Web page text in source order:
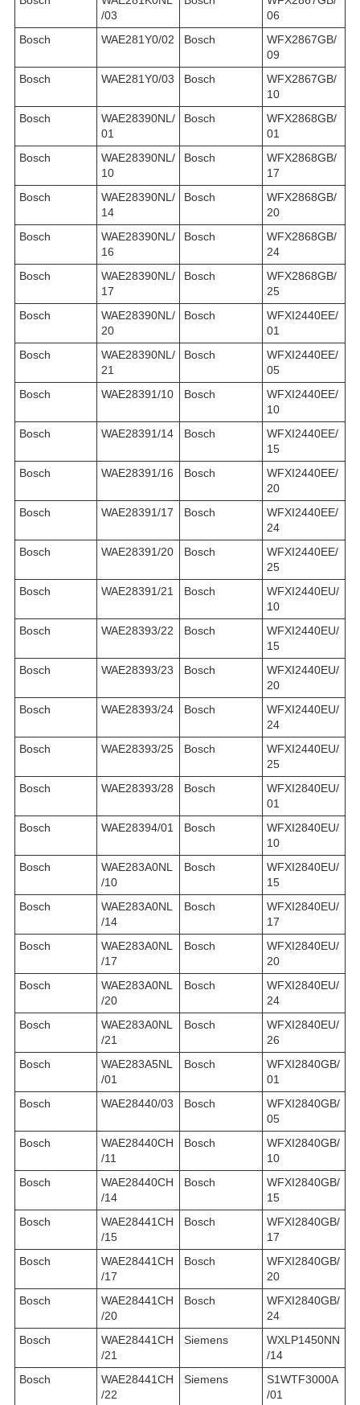
/03
06
Bosch
WAE281Y0/02 Bosch
WFX2867GB/
09
Bosch
WAE281Y0/03 Bosch
WFX2867GB/
10
Bosch
WAE28390NL/
01
Bosch
WFX2868GB/
01
Bosch
WAE28390NL/
10
Bosch
WFX2868GB/
17
Bosch
WAE28390NL/
14
Bosch
WFX2868GB/
20
Bosch
WAE28390NL/
16
Bosch
WFX2868GB/
24
Bosch
WAE28390NL/
17
Bosch
WFX2868GB/
25
Bosch
WAE28390NL/
20
Bosch
WFXI2440EE/
01
Bosch
WAE28390NL/
21
Bosch
WFXI2440EE/
05
Bosch
WAE28391/10 Bosch
WFXI2440EE/
10
Bosch
WAE28391/14 Bosch
WFXI2440EE/
15
Bosch
WAE28391/16 Bosch
WFXI2440EE/
20
Bosch
WAE28391/17 Bosch
WFXI2440EE/
24
Bosch
WAE28391/20 Bosch
WFXI2440EE/
25
Bosch
WAE28391/21 Bosch
WFXI2440EU/
10
Bosch
WAE28393/22 Bosch
WFXI2440EU/
15
Bosch
WAE28393/23 Bosch
WFXI2440EU/
20
Bosch
WAE28393/24 Bosch
WFXI2440EU/
24
Bosch
WAE28393/25 Bosch
WFXI2440EU/
25
Bosch
WAE28393/28 Bosch
WFXI2840EU/
01
Bosch
WAE28394/01 Bosch
WFXI2840EU/
10
Bosch
WAE283A0NL
/10
Bosch
WFXI2840EU/
15
Bosch
WAE283A0NL
/14
Bosch
WFXI2840EU/
17
Bosch
WAE283A0NL
/17
Bosch
WFXI2840EU/
20
Bosch
WAE283A0NL
/20
Bosch
WFXI2840EU/
24
Bosch
WAE283A0NL
/21
Bosch
WFXI2840EU/
26
Bosch
WAE283A5NL
/01
Bosch
WFXI2840GB/
01
Bosch
WAE28440/03 Bosch
WFXI2840GB/
05
Bosch
WAE28440CH
/11
Bosch
WFXI2840GB/
10
Bosch
WAE28440CH
/14
Bosch
WFXI2840GB/
15
Bosch
WAE28441CH
/15
Bosch
WFXI2840GB/
17
Bosch
WAE28441CH
/17
Bosch
WFXI2840GB/
20
Bosch
WAE28441CH
/20
Bosch
WFXI2840GB/
24
Bosch
WAE28441CH
/21
Siemens
WXLP1450NN
/14
Bosch
WAE28441CH
/22
Siemens
S1WTF3000A
/01